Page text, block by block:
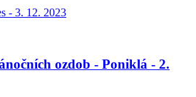
- 3. 12. 2023
ozdob - Poniklá - 2.